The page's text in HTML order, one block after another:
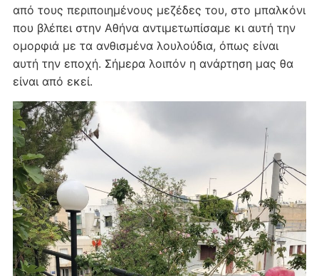
από τους περιποιημένους μεζέδες του, στο μπαλκόνι
που βλέπει στην Αθήνα αντιμετωπίσαμε κι αυτή την
ομορφιά με τα ανθισμένα λουλούδια, όπως είναι
αυτή την εποχή. Σήμερα λοιπόν η ανάρτηση μας θα
είναι από εκεί.